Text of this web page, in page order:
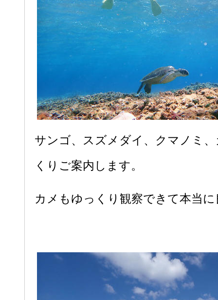
サンゴ、スズメダイ、クマノミ
くりご案内します。
カメもゆっくり観察できて本当